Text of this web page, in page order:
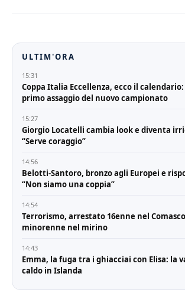
ULTIM'ORA
15:31
Coppa Italia Eccellenza, ecco il
primo assaggio del nuovo campionato
15:27
Giorgio Locatelli cambia look e diventa
“Serve coraggio”
14:56
Belotti-Santoro, bronzo agli Europei e
“Non siamo una coppia”
14:54
Terrorismo, arrestato 16enne nel
minorenne nel mirino
14:43
Emma, la fuga tra i ghiacciai con Elisa: la
caldo in Islanda